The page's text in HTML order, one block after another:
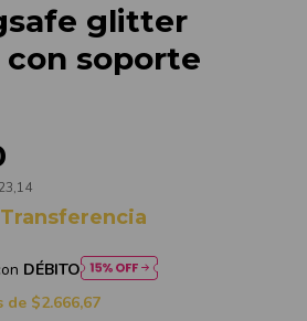
glitter
con soporte
Transferencia
DÉBITO
de $2.666,67